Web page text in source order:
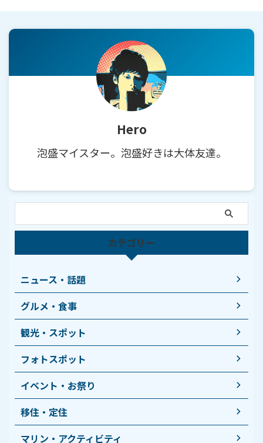
Hero
泡盛マイスター。泡盛好きは大体友達。
カテゴリー
ニュース・話題
グルメ・食事
観光・スポット
フォトスポット
イベント・お祭り
移住・定住
マリン・アクティビティ